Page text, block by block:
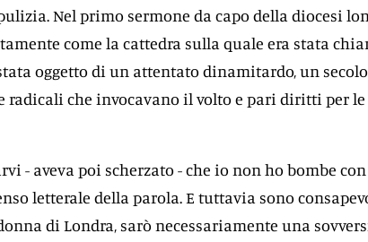
Nel primo sermone da capo della diocesi
come la cattedra sulla quale era stata
oggetto di un attentato dinamitardo, un
radicali che invocavano il volto e pari diritti per le
- aveva poi scherzato - che io non ho bombe con
letterale della parola. E tuttavia sono
di Londra, sarò necessariamente una